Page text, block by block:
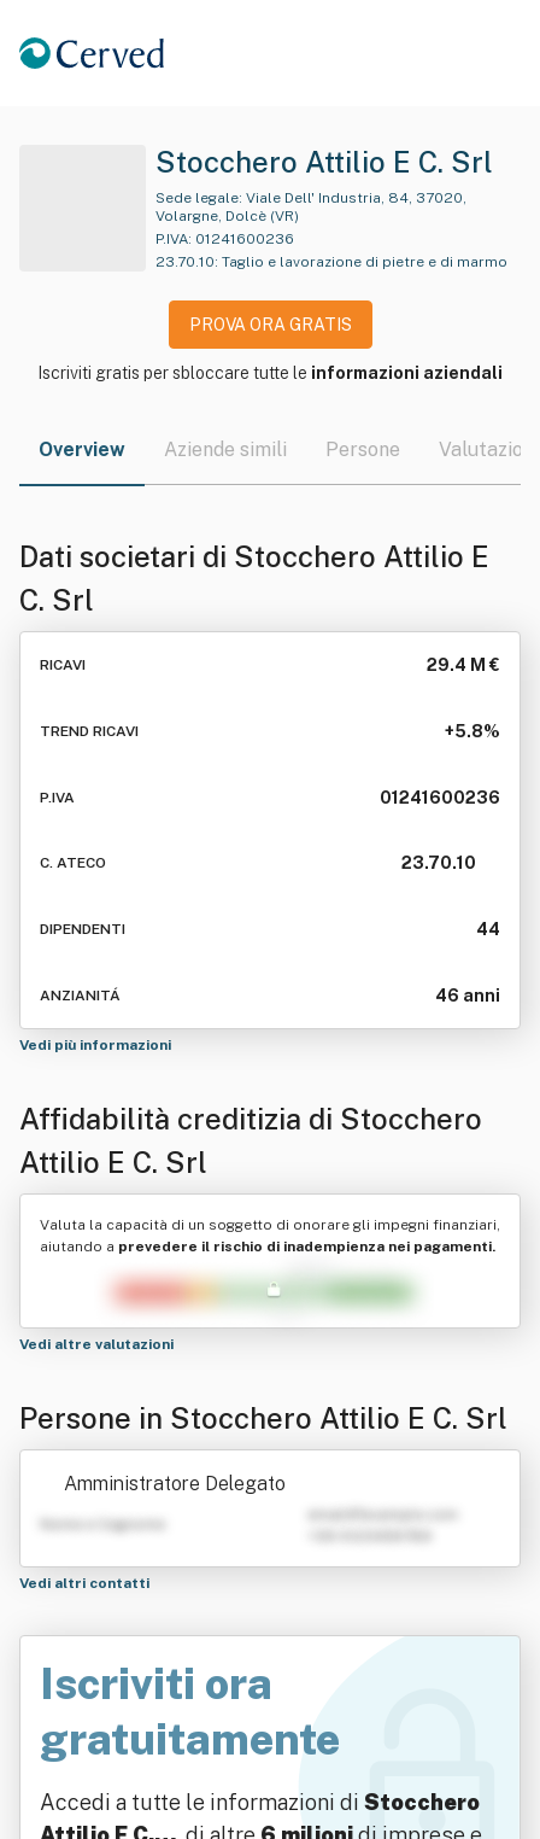
Stocchero Attilio E C. Srl
Sede legale:
Volargne, Dolcè (VR)
P.IVA: 01241600236
23.70.10: Taglio e lavorazione di pietre e di marmo
PROVA ORA GRATIS
Iscriviti gratis per sbloccare tutte le informazioni aziendali
Overview Aziende simili Persone Valutazioni
Dati societari di Stocchero Attilio E
C. Srl
RICAVI 29.4 M €
TREND RICAVI +5.8%
P.IVA 01241600236
C. ATECO 23.70.10
DIPENDENTI 44
ANZIANITÁ 46 anni
Vedi più informazioni
Affidabilità creditizia di Stocchero
Attilio E C. Srl
Valuta la capacità di un soggetto di onorare gli impegni finanziari,
aiutando a prevedere il rischio di inadempienza nei pagamenti.
Vedi altre valutazioni
Persone in Stocchero Attilio E C. Srl
Amministratore Delegato
Nome e Cognome
Vedi altri contatti
Iscriviti ora
gratuitamente
Accedi a tutte le informazioni di Stocchero